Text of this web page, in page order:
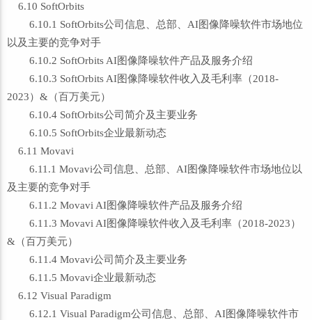
6.10 SoftOrbits
6.10.1 SoftOrbits公司信息、总部、AI图像降噪软件市场地位
以及主要的竞争对手
6.10.2 SoftOrbits AI图像降噪软件产品及服务介绍
6.10.3 SoftOrbits AI图像降噪软件收入及毛利率（2018-
2023）&（百万美元）
6.10.4 SoftOrbits公司简介及主要业务
6.10.5 SoftOrbits企业最新动态
6.11 Movavi
6.11.1 Movavi公司信息、总部、AI图像降噪软件市场地位以
及主要的竞争对手
6.11.2 Movavi AI图像降噪软件产品及服务介绍
6.11.3 Movavi AI图像降噪软件收入及毛利率（2018-2023）
&（百万美元）
6.11.4 Movavi公司简介及主要业务
6.11.5 Movavi企业最新动态
6.12 Visual Paradigm
6.12.1 Visual Paradigm公司信息、总部、AI图像降噪软件市